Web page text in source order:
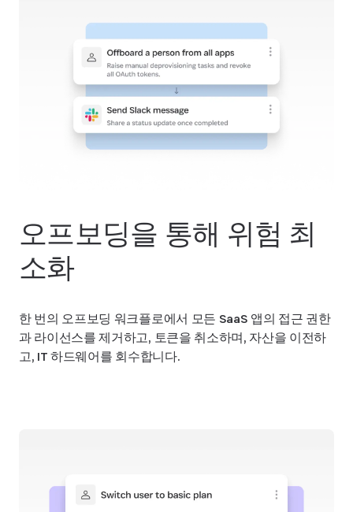
오프보딩을 통해 위험 최
소화
한 번의 오프보딩 워크플로에서 모든 SaaS 앱의 접근 권한
과 라이선스를 제거하고, 토큰을 취소하며, 자산을 이전하
고, IT 하드웨어를 회수합니다.